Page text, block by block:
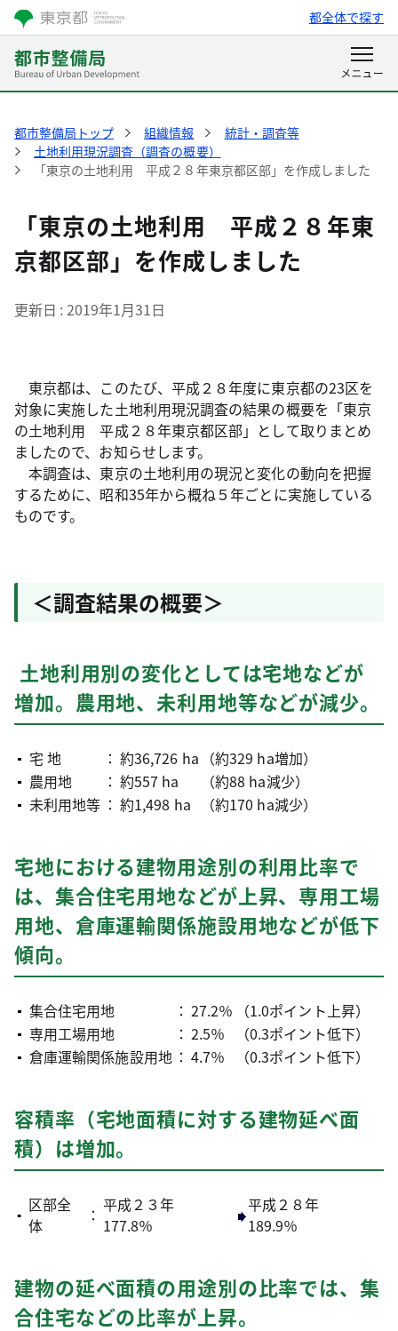
都全体で探す
都市整備局トップ 組織情報
統計・調査等
土地利用現況調査（調査の概要）
「東京の土地利用 平成２８年東京都区部」を作成しました
「東京の土地利用 平成２８年東
京都区部」を作成しました
更新日 2019年1月31日
東京都は、このたび、平成２８年度に東京都の23区を
対象に実施した土地利用現況調査の結果の概要を「東京
の土地利用 平成２８年東京都区部」として取りまとめ
ましたので、お知らせします。
本調査は、東京の土地利用の現況と変化の動向を把握
するために、昭和35年から概ね５年ごとに実施している
ものです。
＜調査結果の概要＞
土地利用別の変化としては宅地などが
増加。農用地、未利用地等などが減少。
宅 地 ： 約36,726 ha （約329 ha増加）
農用地
： 約557 ha
（約88 ha減少）
未利用地等 ： 約1,498 ha （約170 ha減少）
宅地における建物用途別の利用比率で
は、集合住宅用地などが上昇、専用工場
用地、倉庫運輸関係施設用地などが低下
傾向。
集合住宅用地 ： 27.2％
（1.0ポイント上昇）
専用工場用地
： 2.5％
（0.3ポイント低下）
倉庫運輸関係施設用地 ： 4.7％ （0.3ポイント低下）
容積率（宅地面積に対する建物延べ面
積）は増加。
区部全
体
： 平成２３年
177.8％
平成２８年
189.9％
建物の延べ面積の用途別の比率では、集
合住宅などの比率が上昇。